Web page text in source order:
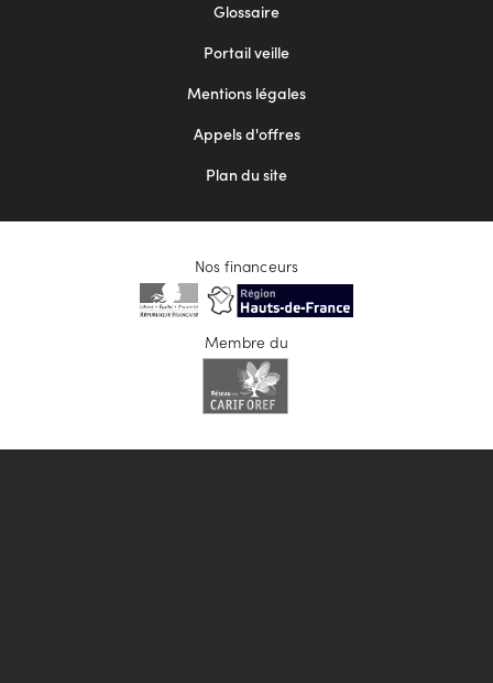
Glossaire
Portail veille
Mentions légales
Appels d'offres
Plan du site
Nos financeurs
Membre du